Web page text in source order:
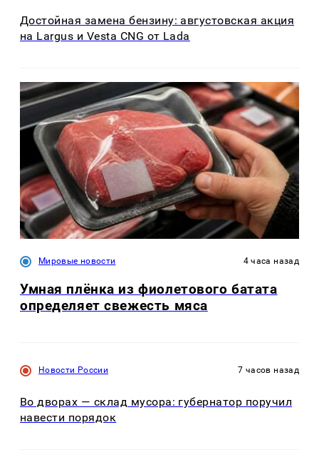
Достойная замена бензину: августовская акция
на Largus и Vesta CNG от Lada
Мировые новости 4 часа назад
Умная плёнка из фиолетового батата
определяет свежесть мяса
Новости России 7 часов назад
Во дворах — склад мусора: губернатор поручил
навести порядок